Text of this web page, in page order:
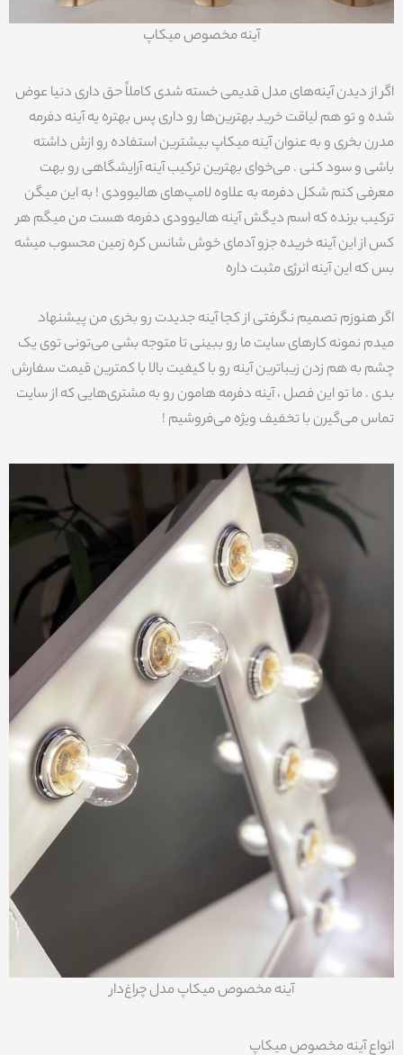
آینه مخصوص میکاپ
اگر از دیدن آینه‌های مدل قدیمی خسته شدی کاملاً حق داری دنیا عوض
شده و تو هم لیاقت خرید بهترین‌ها رو داری پس بهتره یه آینه دفرمه
مدرن بخری و به عنوان آینه میکاپ بیشترین استفاده رو ازش داشته
باشی و سود کنی . می‌خوای بهترین ترکیب آینه آرایشگاهی رو بهت
معرفی کنم شکل دفرمه به علاوه لامپ‌های هالیوودی ! به این میگن
ترکیب برنده که اسم دیگش آینه هالیوودی دفرمه هست من میگم هر
کس از این آینه خریده جزو آدمای خوش شانس کره زمین محسوب میشه
بس که این آینه انرژی مثبت داره
اگر هنوزم تصمیم نگرفتی از کجا آینه جدیدت رو بخری من پیشنهاد
میدم نمونه کارهای سایت ما رو ببینی تا متوجه بشی می‌تونی توی یک
چشم به هم زدن زیباترین آینه رو با کیفیت بالا با کمترین قیمت سفارش
بدی . ما تو این فصل ، آینه دفرمه هامون رو به مشتری‌هایی که از سایت
تماس می‌گیرن با تخفیف ویژه می‌فروشیم !
آینه مخصوص میکاپ مدل چراغ‌دار
انواع آینه مخصوص میکاپ